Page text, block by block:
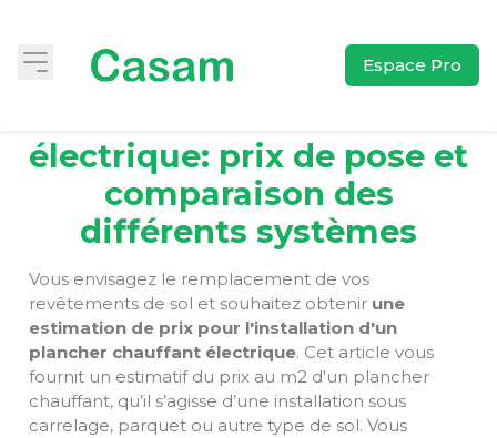
Espace Pro
électrique: prix de pose et
comparaison des
différents systèmes
Vous envisagez le remplacement de vos
revêtements de sol et souhaitez obtenir une
estimation de prix pour l'installation d'un
plancher chauffant électrique. Cet article vous
fournit un estimatif du prix au m2 d'un plancher
chauffant, qu’il s’agisse d’une installation sous
carrelage, parquet ou autre type de sol. Vous